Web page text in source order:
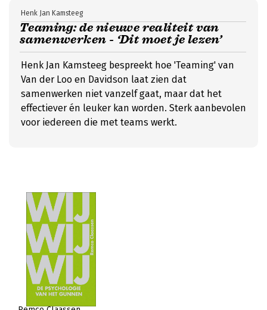
Teaming: de nieuwe realiteit van
samenwerken - ‘Dit moet je lezen’
Henk Jan Kamsteeg
Henk Jan Kamsteeg bespreekt hoe 'Teaming' van
Van der Loo en Davidson laat zien dat
samenwerken niet vanzelf gaat, maar dat het
effectiever én leuker kan worden. Sterk aanbevolen
voor iedereen die met teams werkt.